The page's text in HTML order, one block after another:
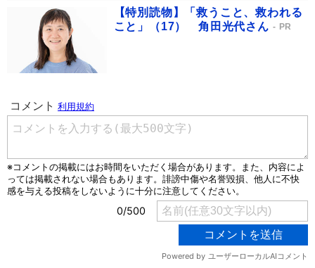
【特別読物】「救うこと、救われる
こと」（17） 角田光代さん
PR